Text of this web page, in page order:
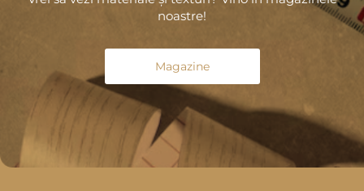
noastre!
Magazine